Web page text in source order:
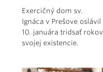
Exercičný dom sv.
Ignáca v Prešove oslávil
10. januára tridsať rokov
svojej existencie.